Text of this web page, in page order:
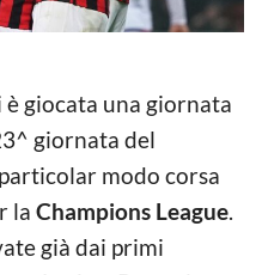
è giocata una giornata
giornata del
modo corsa
la Champions League.
già dai primi